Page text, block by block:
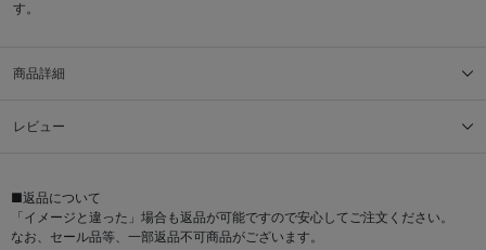
す。
商品詳細
レビュー
■返品について
「イメージと違った」場合も返品が可能ですので安心してご注文ください。
なお、セール品等、一部返品不可商品がございます。